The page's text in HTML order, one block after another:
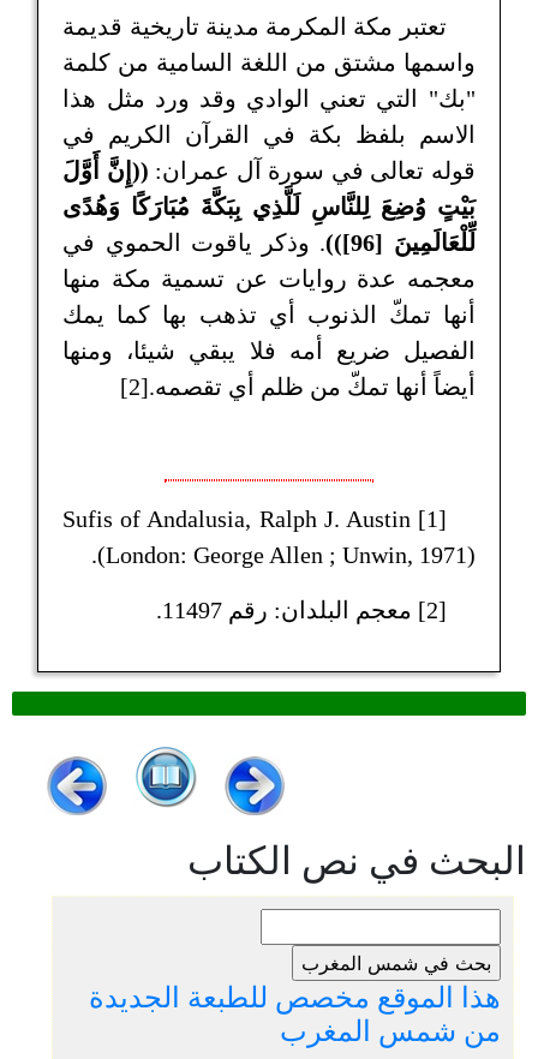
تعتبر مكة المكرمة مدينة تاريخية قديمة
واسمها مشتق من اللغة السامية من كلمة
"بك" التي تعني الوادي وقد ورد مثل هذا
الاسم بلفظ بكة في القرآن الكريم في
قوله تعالى في سورة آل عمران: ((إِنَّ أَوَّلَ
بَيْتٍ وُضِعَ لِلنَّاسِ لَلَّذِي بِبَكَّةَ مُبَارَكًا وَهُدًى
لِّلْعَالَمِينَ [96]))
. وذكر ياقوت الحموي في
معجمه عدة روايات عن تسمية مكة منها
أنها تمكّ الذنوب أي تذهب بها كما يمك
الفصيل ضريع أمه فلا يبقي شيئا، ومنها
أيضاً أنها تمكّ من ظلم أي تقصمه.[2]
[1] Sufis of Andalusia, Ralph J. Austin
(London: George Allen ; Unwin, 1971).
[2] معجم البلدان: رقم 11497.
البحث في نص الكتاب
هذا الموقع مخصص للطبعة الجديدة
من شمس المغرب